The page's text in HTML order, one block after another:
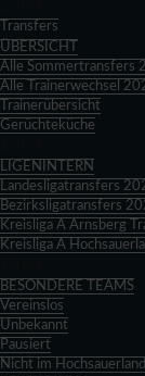
Transfers
ÜBERSICHT
Alle Sommertransfers
Alle Trainerwechsel
Trainerübersicht
Gerüchteküche
LIGENINTERN
Landesligatransfers
Bezirksligatransfers
Kreisliga A Arnsberg
Kreisliga A
BESONDERE TEAMS
Vereinslos
Unbekannt
Pausiert
Nicht im Hochsauerland